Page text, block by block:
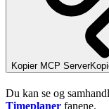
Kopier MCP Server
Du kan se og
Timeplaner fanene.